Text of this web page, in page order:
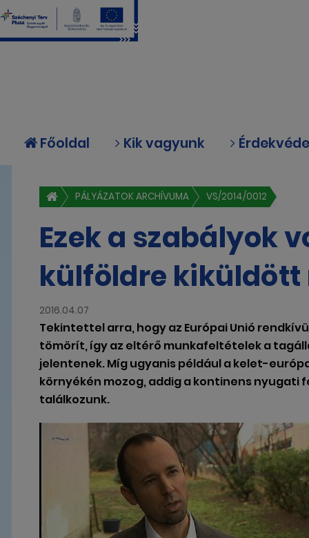
Főoldal Kik vagyunk
PÁLYÁZATOK ARCHÍVUMA VS/2014/0012
Ezek a szabályok
külföldre
2016.04.07
Tekintettel arra, hogy az Európai Unió
tömörít, így az eltérő munkafeltételek a
jelentenek. Míg ugyanis például a kelet-
környékén mozog, addig a kontinens nyugati
találkozunk.